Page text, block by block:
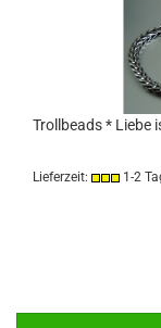
Trollbeads * Liebe
Lieferzeit: 1-2